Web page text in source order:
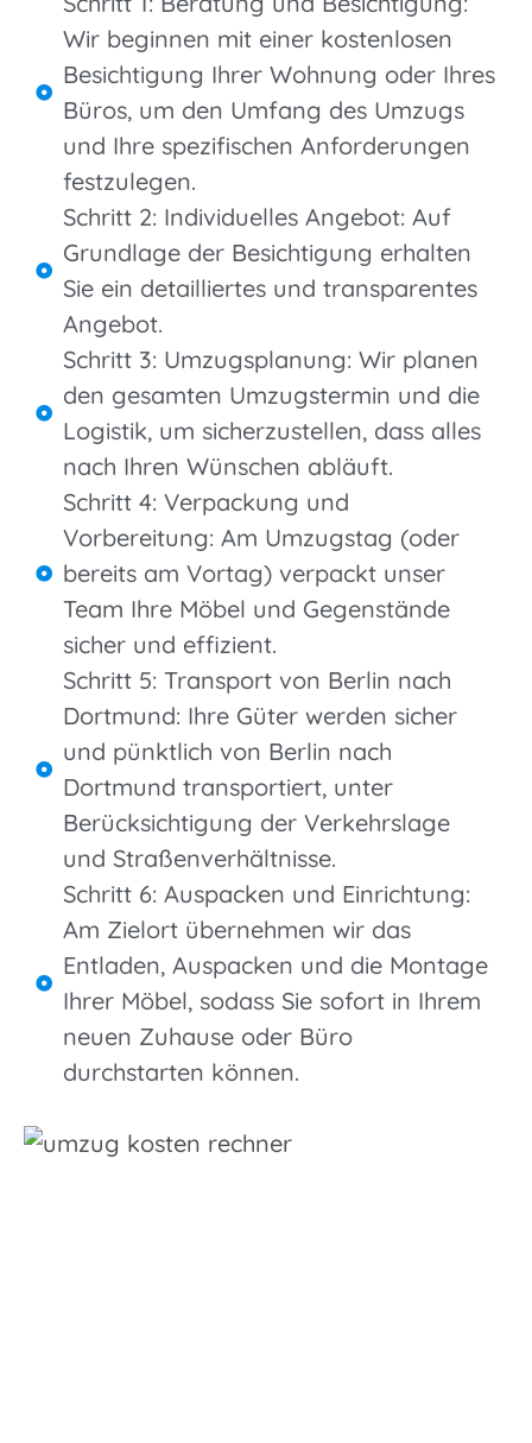
Wir beginnen mit einer kostenlosen
Besichtigung Ihrer Wohnung oder Ihres
Büros, um den Umfang des Umzugs
und Ihre spezifischen Anforderungen
festzulegen.
Schritt 2: Individuelles Angebot: Auf
Grundlage der Besichtigung erhalten
Sie ein detailliertes und transparentes
Angebot.
Schritt 3: Umzugsplanung: Wir planen
den gesamten Umzugstermin und die
Logistik, um sicherzustellen, dass alles
nach Ihren Wünschen abläuft.
Schritt 4: Verpackung und
Vorbereitung: Am Umzugstag (oder
bereits am Vortag) verpackt unser
Team Ihre Möbel und Gegenstände
sicher und effizient.
Schritt 5: Transport von Berlin nach
Dortmund: Ihre Güter werden sicher
und pünktlich von Berlin nach
Dortmund transportiert, unter
Berücksichtigung der Verkehrslage
und Straßenverhältnisse.
Schritt 6: Auspacken und Einrichtung:
Am Zielort übernehmen wir das
Entladen, Auspacken und die Montage
Ihrer Möbel, sodass Sie sofort in Ihrem
neuen Zuhause oder Büro
durchstarten können.